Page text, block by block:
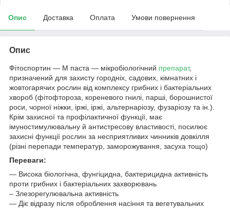
Опис Доставка Оплата Умови повернення
Опис
Фітоспортин — М паста — мікробіологічний препарат,
призначений для захисту городніх, садових, кімнатних і
жовтогарячих рослин від комплексу грибних і бактеріальних
хвороб (фітофтороза, кореневого гнилі, парші, борошнистої
роси, чорної ніжки, іржі, іржі, альтернаріозу, фузаріозу та ін.).
Крім захисної та профілактичної функції, має
імуностимулювальну й антистресову властивості, посилює
захисні функції рослин за несприятливих чинників довкілля
(різні перепади температур, заморожування, засуха тощо)
Переваги:
— Висока біологічна, фунгіцидна, бактерицидна активність
проти грибних і бактеріальних захворювань
– Злезорегулювальна активність
— Діє відразу після оброблення насіння та вегетувальних